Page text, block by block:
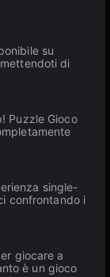
su
di
Puzzle Gioco
single-
confrontando i
giocare a
è un gioco